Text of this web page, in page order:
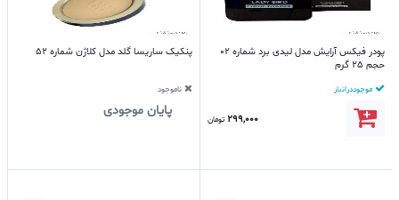
پودر فیکس آرایش مدل لیدی برد شماره 02
حجم 25 گرم
موجود در انبار
299,000 تومان
پنکیک ساریسا گلد مدل کلاژن شماره 52
ناموجود
پایان موجودی